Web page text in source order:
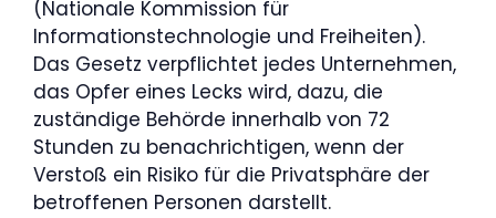
(Nationale Kommission für
Informationstechnologie und Freiheiten).
Das Gesetz verpflichtet jedes Unternehmen,
das Opfer eines Lecks wird, dazu, die
zuständige Behörde innerhalb von 72
Stunden zu benachrichtigen, wenn der
Verstoß ein Risiko für die Privatsphäre der
betroffenen Personen darstellt.